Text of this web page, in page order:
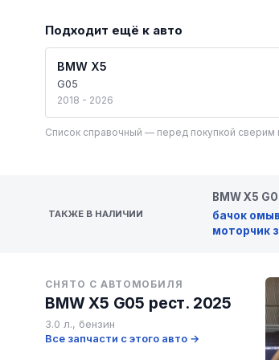
Подходит ещё к авто
BMW X5
G05
2018 - 2026
Список справочный — перед покупкой сверим
ТАКЖЕ В НАЛИЧИИ
BMW X5
бачок
моторчик
СНЯТО С АВТОМОБИЛЯ
BMW X5 G05 рест. 2025
3.0 л., бензин
Все запчасти с этого авто →